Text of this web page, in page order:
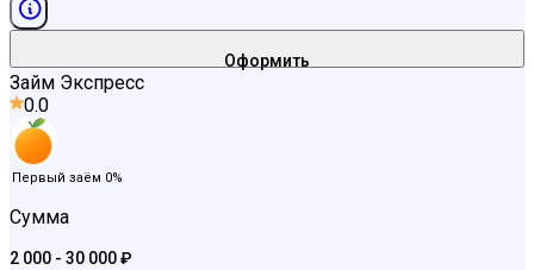
Оформить
Займ Экспресс
0.0
Первый заём 0%
Сумма
2 000 - 30 000 ₽